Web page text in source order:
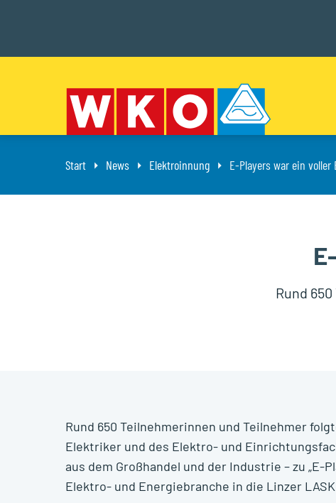
Start News Elektroinnung Aktuell: E-Players war
E-Players war ein voller
Rund
Einleitung
Rund 650 Teilnehmerinnen und Teilnehmer
Elektriker und des Elektro- und
aus dem Großhandel und der Industrie – zu „E-
Elektro- und Energiebranche in die Linzer